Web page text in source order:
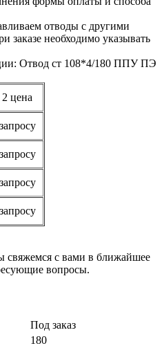
отводы с другими
заказе необходимо указывать
Отвод ст 108*4/180 ППУ ПЭ
цена
свяжемся с вами в ближайшее
вопросы.
Под заказ
180